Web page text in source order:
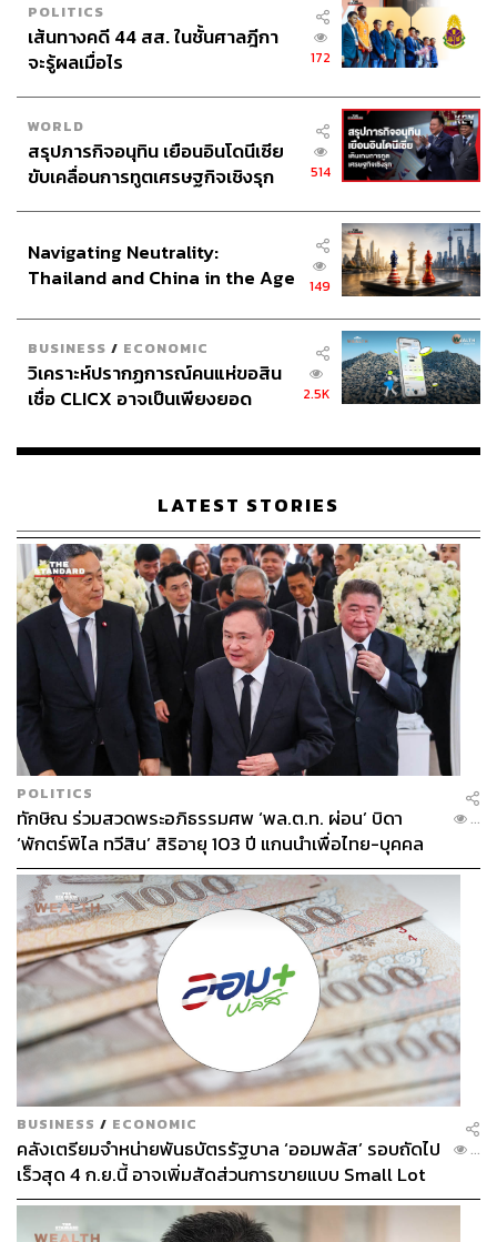
POLITICS
เส้นทางคดี 44 สส. ในชั้นศาลฎีกา
จะรู้ผลเมื่อไร
172
WORLD
สรุปภารกิจอนุทิน เยือนอินโดนีเซีย
ขับเคลื่อนการทูตเศรษฐกิจเชิงรุก
514
Navigating Neutrality:
Thailand and China in the Age
149
BUSINESS / ECONOMIC
วิเคราะห์ปรากฏการณ์คนแห่ขอสิน
เชื่อ CLICX อาจเป็นเพียงยอด
เรือนไทยที่ถูกซุกไว้
2.5K
LATEST STORIES
POLITICS
ทักษิณ ร่วมสวดพระอภิธรรมศพ ‘พล.ต.ท. ผ่อน’ บิดา
‘พักตร์พิไล ทวีสิน’ สิริอายุ 103 ปี แกนนำเพื่อไทย-บุคคล
หลากวงการร่วมอาลัย
...
BUSINESS / ECONOMIC
คลังเตรียมจำหน่ายพันธบัตรรัฐบาล ‘ออมพลัส’ รอบถัดไป
เร็วสุด 4 ก.ย.นี้ อาจเพิ่มสัดส่วนการขายแบบ Small Lot
First มากขึ้น
...